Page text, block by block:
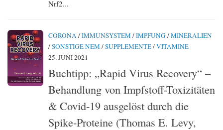
Nrf2...
CORONA /IMMUNSYSTEM /IMPFUNG /MINERALIEN
/SONSTIGE NEM /SUPPLEMENTE/VITAMINE
25. JUNI 2021
Buchtipp: „Rapid Virus Recovery“ –
Behandlung von Impfstoff-Toxizitäten
& Covid-19 ausgelöst durch die
Spike-Proteine (Thomas E. Levy,